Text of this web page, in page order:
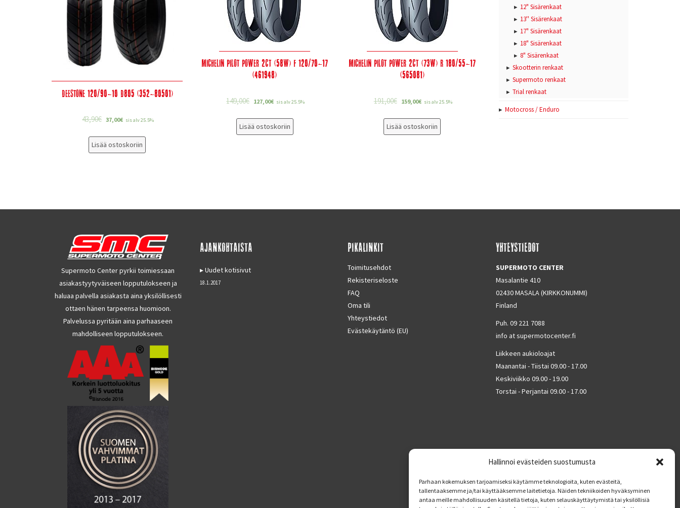
Hallinnoi evästeiden suostumusta
Parhaan kokemuksen tarjoamiseksi käytämme teknologioita, kuten evästeitä,
tallentaaksemme ja/tai käyttääksemme laitetietoja. Näiden tekniikoiden hyväksyminen
antaa meille mahdollisuuden käsitellä tietoja, kuten selauskäyttäytymistä tai yksilöllisiä
Deestone 120/90-10 D805 (352-80501)
43,90€ 37,00€ sis alv 25.5%
Lisää ostoskoriin
Michelin Pilot Power 2CT (58W) F 120/70-17
(461948)
149,00€ 127,00€ sis alv 25.5%
Lisää ostoskoriin
Michelin Pilot Power 2CT (73W) R 180/55-17
(565081)
191,00€ 159,00€ sis alv 25.5%
Lisää ostoskoriin
12" Sisärenkaat
13'' Sisärenkaat
17" Sisärenkaat
18" Sisärenkaat
8" Sisärenkaat
Skootterin renkaat
Supermoto renkaat
Trial renkaat
Motocross / Enduro
Supermoto Center pyrkii toimiessaan
asiakastyytyväiseen lopputulokseen ja
haluaa palvella asiakasta aina yksilöllisesti
ottaen hänen tarpeensa huomioon.
Palvelussa pyritään aina parhaaseen
mahdolliseen lopputulokseen.
AJANKOHTAISTA
Uudet kotisivut
18.1.2017
PIKALINKIT
Toimitusehdot
Rekisteriseloste
FAQ
Oma tili
Yhteystiedot
Evästekäytäntö (EU)
YHTEYSTIEDOT
SUPERMOTO CENTER
Masalantie 410
02430 MASALA (KIRKKONUMMI)
Finland
Puh. 09 221 7088
info at supermotocenter.fi
Liikkeen aukioloajat
Maanantai - Tiistai 09.00 - 17.00
Keskiviikko 09.00 - 19.00
Torstai - Perjantai 09.00 - 17.00